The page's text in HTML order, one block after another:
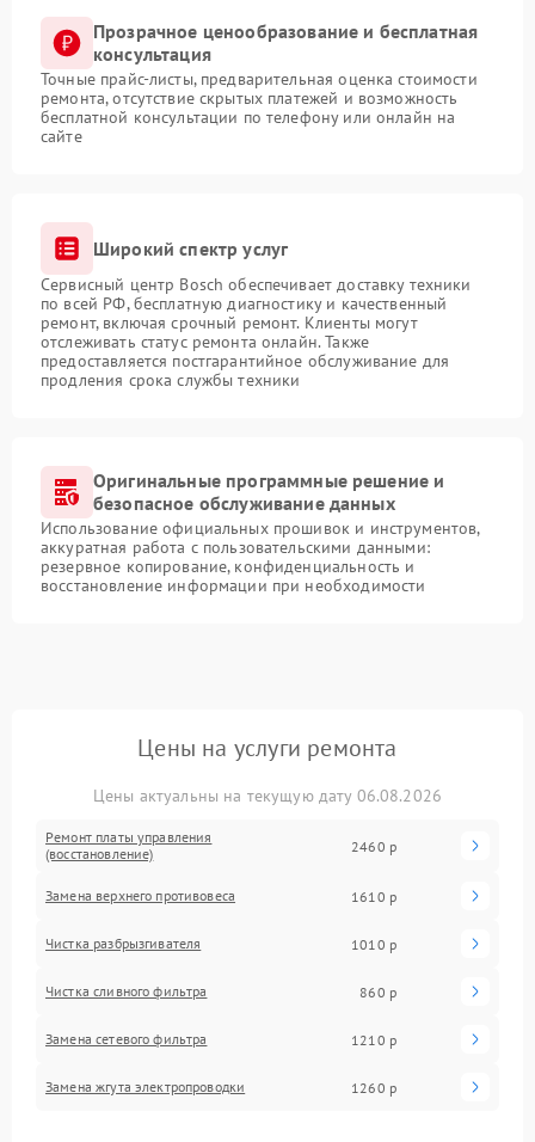
Прозрачное ценообразование и бесплатная
консультация
Точные прайс-листы, предварительная оценка стоимости
ремонта, отсутствие скрытых платежей и возможность
бесплатной консультации по телефону или онлайн на
сайте
Широкий спектр услуг
Сервисный центр Bosch обеспечивает доставку техники
по всей РФ, бесплатную диагностику и качественный
ремонт, включая срочный ремонт. Клиенты могут
отслеживать статус ремонта онлайн. Также
предоставляется постгарантийное обслуживание для
продления срока службы техники
Оригинальные программные решение и
безопасное обслуживание данных
Использование официальных прошивок и инструментов,
аккуратная работа с пользовательскими данными:
резервное копирование, конфиденциальность и
восстановление информации при необходимости
Цены на услуги ремонта
Цены актуальны на текущую дату 06.08.2026
Ремонт платы управления
(восстановление)
2460 р
Замена верхнего противовеса 1610 р
Чистка разбрызгивателя 1010 р
Чистка сливного фильтра 860 р
Замена сетевого фильтра 1210 р
Замена жгута электропроводки 1260 р